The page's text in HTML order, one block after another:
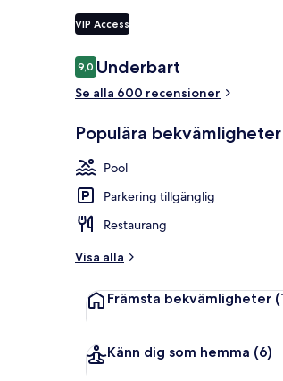
VIP Access
Recensioner
9,09,0 av 10,
Underbart
Se alla 600 recensioner
Populära bekvämligheter
Pool
Parkering tillgänglig
Restaurang
Visa alla
Främsta bekvämligheter
Känn dig som hemma (6)